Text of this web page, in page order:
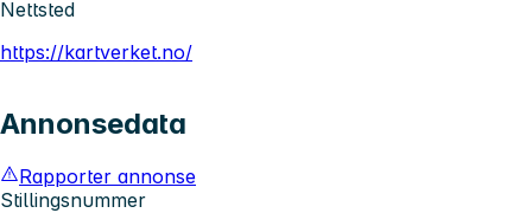
Nettsted
https://kartverket.no/
Annonsedata
Rapporter annonse
Stillingsnummer